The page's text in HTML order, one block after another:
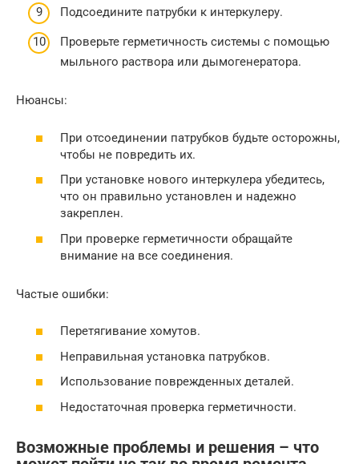
Подсоедините патрубки к интеркулеру.
Проверьте герметичность системы с помощью
мыльного раствора или дымогенератора.
Нюансы:
При отсоединении патрубков будьте осторожны,
чтобы не повредить их.
При установке нового интеркулера убедитесь,
что он правильно установлен и надежно
закреплен.
При проверке герметичности обращайте
внимание на все соединения.
Частые ошибки:
Перетягивание хомутов.
Неправильная установка патрубков.
Использование поврежденных деталей.
Недостаточная проверка герметичности.
Возможные проблемы и решения – что